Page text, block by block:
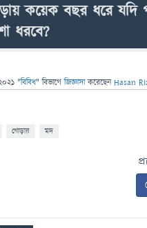
কয়েক বছর ধরে যদি
ধরবে?
"বিবিধ" বিভাগে জিজ্ঞাসাকরেছেনHasan
গোড়ায় মদ